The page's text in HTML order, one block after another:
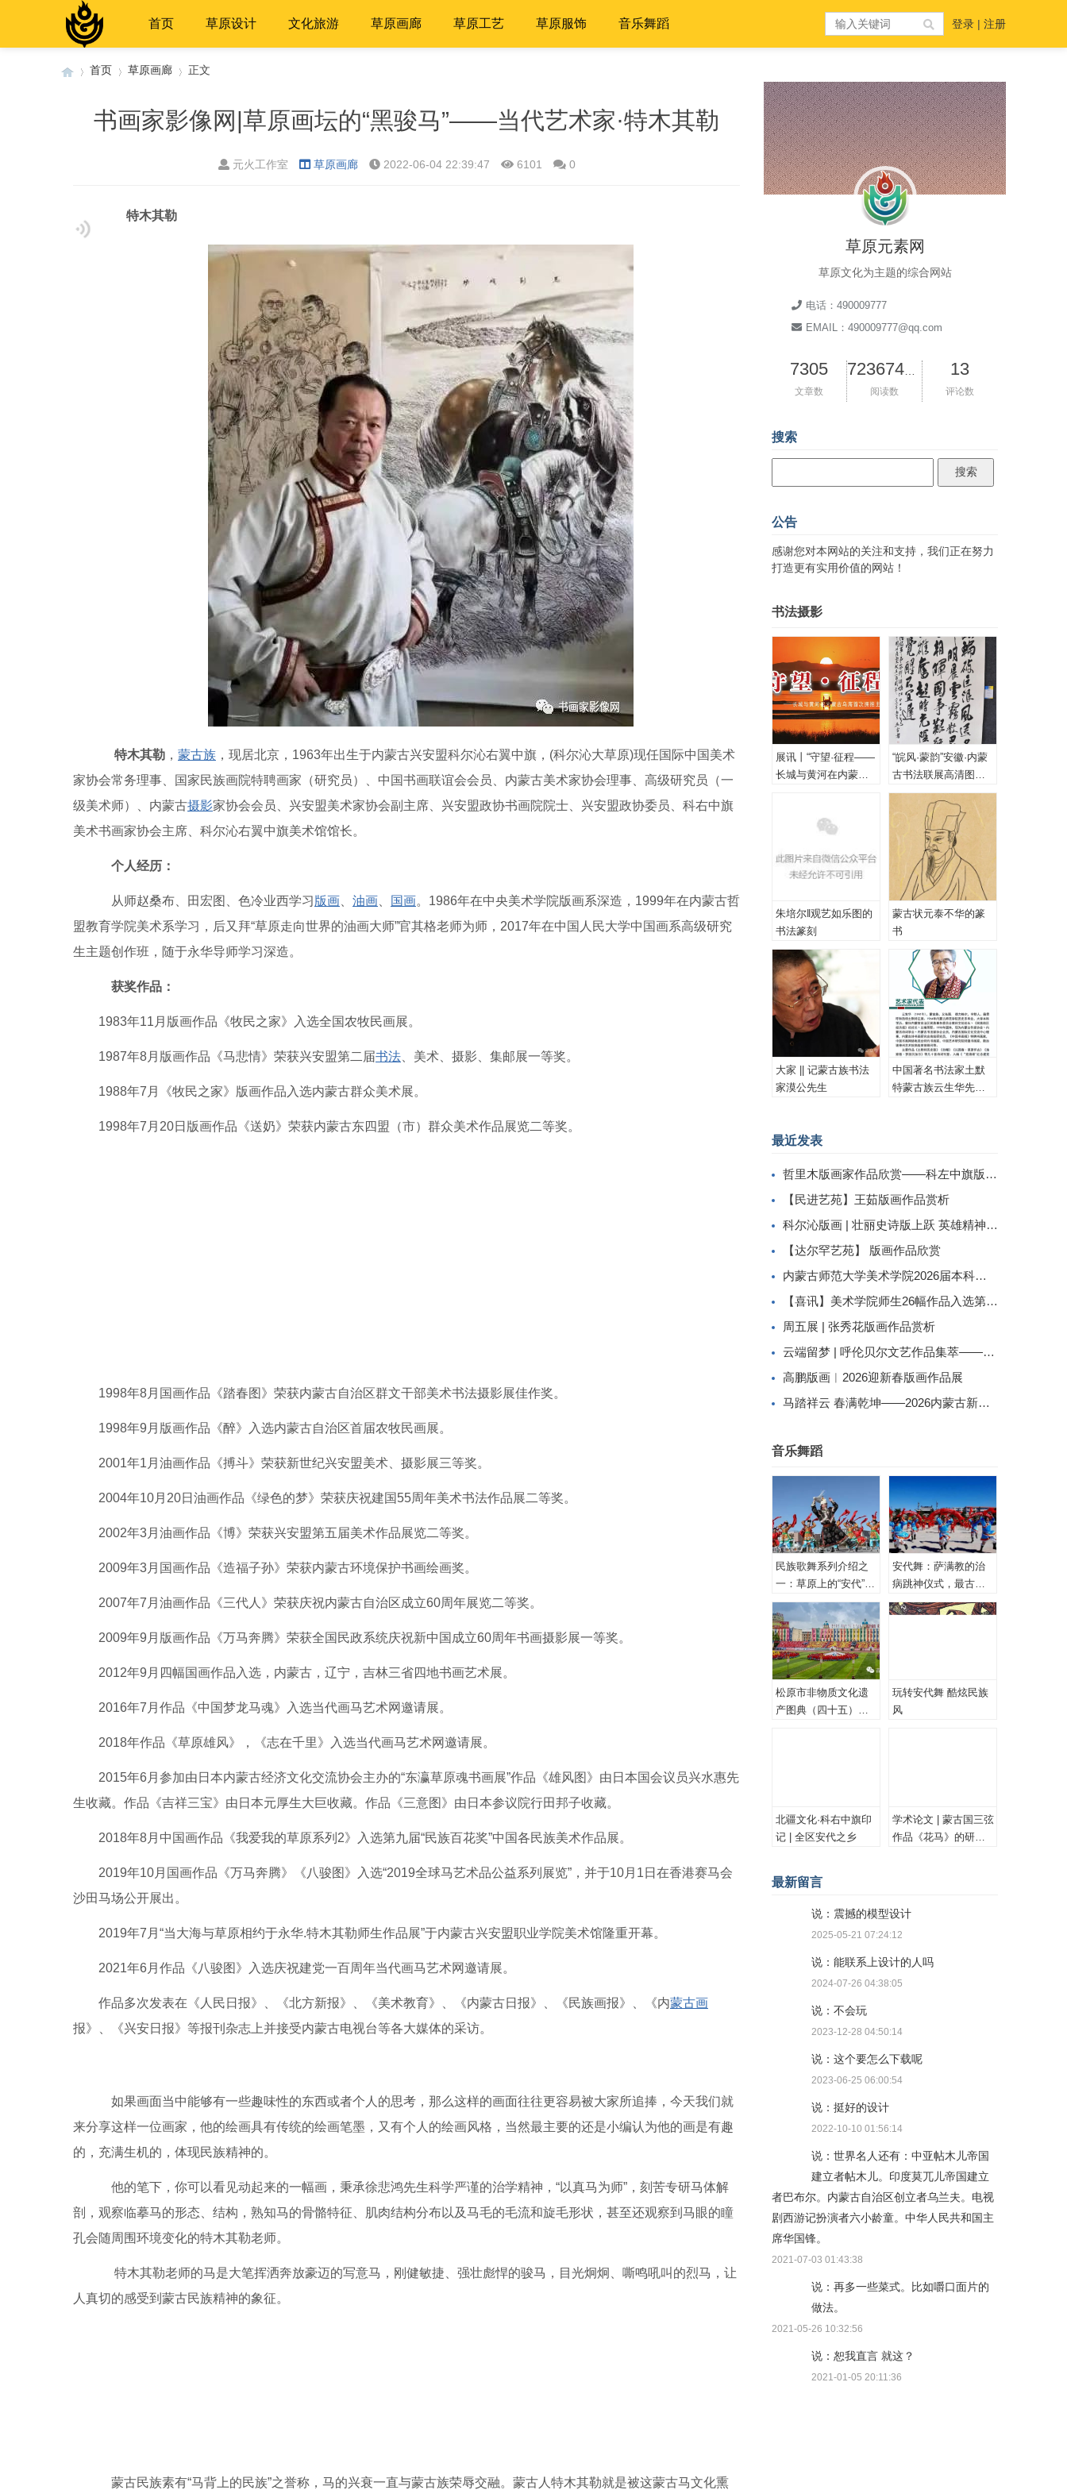
首页 草原设计 文化旅游 草原画廊 草原工艺 草原服饰 音乐舞蹈 登录 | 注册
首页 草原画廊 正文
书画家影像网|草原画坛的“黑骏马”——当代艺术家·特木其勒
元火工作室 草原画廊 2022-06-04 22:39:47 6101 0
特木其勒
特木其勒 ， 蒙古族 ，现居北京，1963年出生于内蒙古兴安盟科尔沁右翼中旗，(科尔沁大草原)现任国际中国美术
家协会常务理事、国家民族画院特聘画家（研究员）、中国书画联谊会会员、内蒙古美术家协会理事、高级研究员（一
级美术师）、内蒙古摄影家协会会员、兴安盟美术家协会副主席、兴安盟政协书画院院士、兴安盟政协委员、科右中旗
美术书画家协会主席、科尔沁右翼中旗美术馆馆长。
个人经历：
从师赵桑布、田宏图、色冷业西学习版画 油画 国画。1986年在中央美术学院版画系深造，1999年在内蒙古哲
盟教育学院美术系学习，后又拜“草原走向世界的油画大师”官其格老师为师，2017年在中国人民大学中国画系高级研究
生主题创作班，随于永华导师学习深造。
获奖作品：
1983年11月版画作品《牧民之家》入选全国农牧民画展。
1987年8月版画作品《马悲情》荣获兴安盟第二届书法 、美术、摄影、集邮展一等奖。
1988年7月《牧民之家》版画作品入选内蒙古群众美术展。
1998年7月20日版画作品《送奶》荣获内蒙古东四盟（市）群众美术作品展览二等奖。
1998年8月国画作品《踏春图》荣获内蒙古自治区群文干部美术书法摄影展佳作奖。
1998年9月版画作品《醉》入选内蒙古自治区首届农牧民画展。
2001年1月油画作品《搏斗》荣获新世纪兴安盟美术、摄影展三等奖。
2004年10月20日油画作品《绿色的梦》荣获庆祝建国55周年美术书法作品展二等奖。
2002年3月油画作品《博》荣获兴安盟第五届美术作品展览二等奖。
2009年3月国画作品《造福子孙》荣获内蒙古环境保护书画绘画奖。
2007年7月油画作品《三代人》荣获庆祝内蒙古自治区成立60周年展览二等奖。
2009年9月版画作品《万马奔腾》荣获全国民政系统庆祝新中国成立60周年书画摄影展一等奖。
2012年9月四幅国画作品入选，内蒙古，辽宁，吉林三省四地书画艺术展。
2016年7月作品《中国梦龙马魂》入选当代画马艺术网邀请展。
2018年作品《草原雄风》，《志在千里》入选当代画马艺术网邀请展。
2015年6月参加由日本内蒙古经济文化交流协会主办的“东瀛草原魂书画展”作品《雄风图》由日本国会议员兴水惠先
生收藏。作品《吉祥三宝》由日本元厚生大巨收藏。作品《三意图》由日本参议院行田邦子收藏。
2018年8月中国画作品《我爱我的草原系列2》入选第九届“民族百花奖”中国各民族美术作品展。
2019年10月国画作品《万马奔腾》《八骏图》入选“2019全球马艺术品公益系列展览”，并于10月1日在香港赛马会
沙田马场公开展出。
2019年7月“当大海与草原相约于永华.特木其勒师生作品展”于内蒙古兴安盟职业学院美术馆隆重开幕。
2021年6月作品《八骏图》入选庆祝建党一百周年当代画马艺术网邀请展。
作品多次发表在《人民日报》、《北方新报》、《美术教育》、《内蒙古日报》、《民族画报》、《内蒙古画
报》、《兴安日报》等报刊杂志上并接受内蒙古电视台等各大媒体的采访。
如果画面当中能够有一些趣味性的东西或者个人的思考，那么这样的画面往往更容易被大家所追捧，今天我们就
来分享这样一位画家，他的绘画具有传统的绘画笔墨，又有个人的绘画风格，当然最主要的还是小编认为他的画是有趣
的，充满生机的，体现民族精神的。
他的笔下，你可以看见动起来的一幅画，秉承徐悲鸿先生科学严谨的治学精神，“以真马为师”，刻苦专研马体解
剖，观察临摹马的形态、结构，熟知马的骨骼特征、肌肉结构分布以及马毛的毛流和旋毛形状，甚至还观察到马眼的瞳
孔会随周围环境变化的特木其勒老师。
特木其勒老师的马是大笔挥洒奔放豪迈的写意马，刚健敏捷、强壮彪悍的骏马，目光炯炯、嘶鸣吼叫的烈马，让
人真切的感受到蒙古民族精神的象征。
草原元素网
草原文化为主题的综合网站
电话：490009777
EMAIL：490009777@qq.com
7305
文章数 阅读数
13
评论数
搜索
公告
感谢您对本网站的关注和支持，我们正在努力
打造更有实用价值的网站！
书法摄影
展讯丨“守望·征程——
长城与黄河在内蒙古
“皖风·蒙韵”安徽·内蒙
古书法联展高清图
（一、特邀作品）
朱培尔‖观艺如乐图的
书法篆刻
蒙古状元泰不华的篆
书
大家 || 记蒙古族书法
家漠公先生
中国著名书法家土默
特蒙古族云生华先生
最近发表
哲里木版画家作品欣赏——科左中旗版画家李忠斌作品赏析
【民进艺苑】王茹版画作品赏析
科尔沁版画 | 壮丽史诗版上跃 英雄精神画中传
【达尔罕艺苑】 版画作品欣赏
内蒙古师范大学美术学院2026届本科生毕业作品展美术学专业（版画方向）
【喜讯】美术学院师生26幅作品入选第二届内蒙古自治区小版画暨藏书票展
周五展 | 张秀花版画作品赏析
云端留梦 | 呼伦贝尔文艺作品集萃——姜识民版画选登
高鹏版画︱2026迎新春版画作品展
马踏祥云 春满乾坤——2026内蒙古新春民间工艺美术线上展（三）
音乐舞蹈
民族歌舞系列介绍之
一：草原上的“安代”和
安代舞
安代舞：萨满教的治
病跳神仪式，最古老
的心理治疗！
松原市非物质文化遗
产图典（四十五）蒙
玩转安代舞 酷炫民族
风
北疆文化·科右中旗印
记 | 全区安代之乡
学术论文 | 蒙古国三弦
作品《花马》的研究
最新留言
说：震撼的模型设计
2025-05-21 07:24:12
说：能联系上设计的人吗
2024-07-26 04:38:05
说：不会玩
2023-12-28 04:50:14
说：这个要怎么下载呢
2023-06-25 06:00:54
说：挺好的设计
2022-10-10 01:56:14
说：世界名人还有：中亚帖木儿帝国
建立者帖木儿。印度莫兀儿帝国建立
者巴布尔。内蒙古自治区创立者乌兰夫。电视
剧西游记扮演者六小龄童。中华人民共和国主
席华国锋。
2021-07-03 01:43:38
说：再多一些菜式。比如嚼口面片的
做法。
2021-05-26 10:32:56
说：恕我直言 就这？
2021-01-05 20:11:36